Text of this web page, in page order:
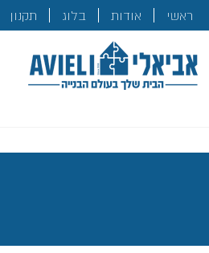
ראשי אודות בלוג תקנון